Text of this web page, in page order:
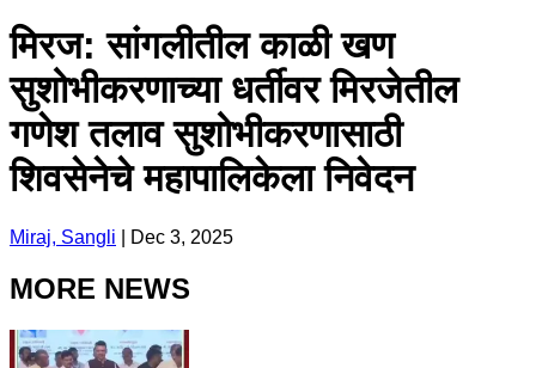
मिरज: सांगलीतील काळी खण
सुशोभीकरणाच्या धर्तीवर मिरजेतील
गणेश तलाव सुशोभीकरणासाठी
शिवसेनेचे महापालिकेला निवेदन
Miraj, Sangli Dec 3, 2025
MORE NEWS